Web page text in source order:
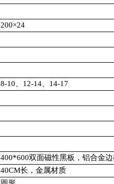
200×24
8-10、 12-14、 14-17
400*600双面磁性黑板，铝合金
40CM长，金属材质